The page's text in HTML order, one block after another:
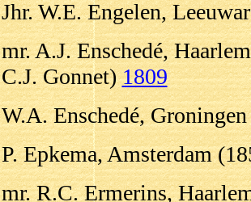
Jhr. W.E. Engelen,
mr. A.J. Enschedé,
C.J. Gonnet)1809
W.A. Enschedé,
P. Epkema, Amsterdam
mr. R.C. Ermerins,